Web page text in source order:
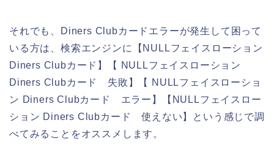
それでも、Diners Clubカードエラーが発生して困って
いる方は、検索エンジンに【NULLフェイスローション
Diners Clubカード】【 NULLフェイスローション
Diners Clubカード 失敗】【 NULLフェイスローショ
ン Diners Clubカード エラー】【NULLフェイスロー
ション Diners Clubカード 使えない】という感じで調
べてみることをオススメします。